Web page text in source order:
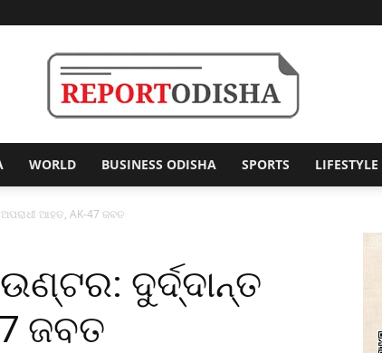
Odisha
WORLD BUSINESS ODISHA SPORTS LIFESTYLE
ଆହତ, AK-47 ଜବତ
ଦୁର୍ଦ୍ଦାନ୍ତ
ଜବତ